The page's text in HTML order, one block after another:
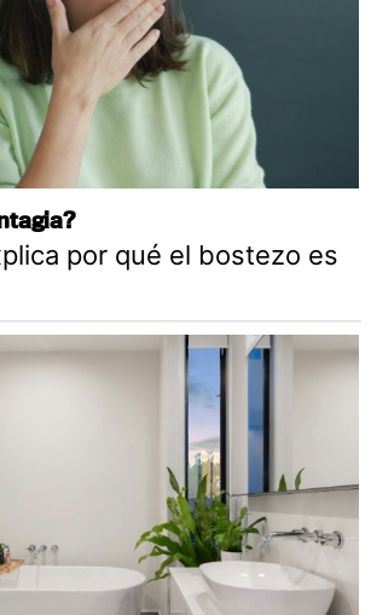
por qué el bostezo es